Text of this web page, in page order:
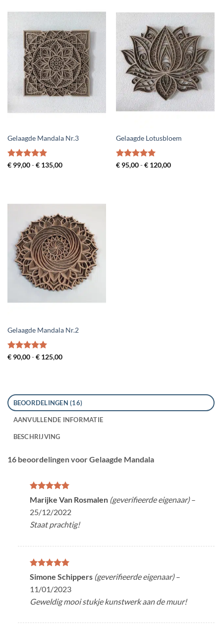
Gelaagde Mandala Nr.3
Gewaardeerd
€99,00 - €135,00Prijsklasse:
Gelaagde Lotusbloem
Gewaardeerd
€95,00 - €120,00Prijsklasse:
Gelaagde Mandala Nr.2
Gewaardeerd
€90,00 - €125,00Prijsklasse:
BEOORDELINGEN (16)
AANVULLENDE INFORMATIE
BESCHRIJVING
16 beoordelingen voorGelaagde Mandala
Gewaardeerd
5 uit 5
Marijke Van Rosmalen (geverifieerde eigenaar) –
25/12/2022
Staat prachtig!
Gewaardeerd
5uit 5
Simone Schippers (geverifieerde eigenaar) –
11/01/2023
Geweldig mooi stukje kunstwerk aan de muur!